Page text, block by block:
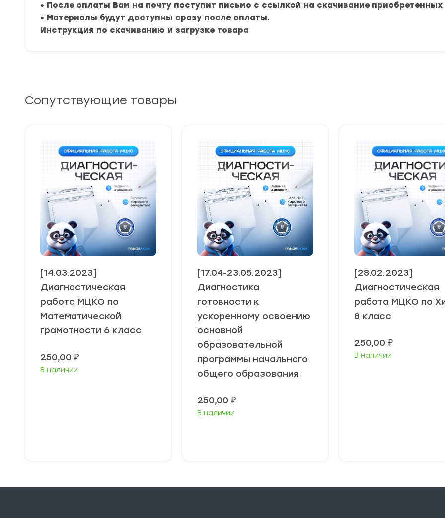
• После оплаты Вам на почту поступит письмо с ссылкой на скачивание приобретенных
• Материалы будут доступны сразу после оплаты.
Инструкция по скачиванию и загрузке товара
Сопутствующие товары
[14.03.2023]
Диагностическая
работа МЦКО по
Математической
грамотности 6 класс
250,00 ₽
В наличии
[17.04-23.05.2023]
Диагностика
готовности к
ускоренному освоению
основной
образовательной
программы начального
общего образования
250,00 ₽
В наличии
[28.02.2023]
Диагностическая
работа МЦКО по
8 класс
250,00 ₽
В наличии